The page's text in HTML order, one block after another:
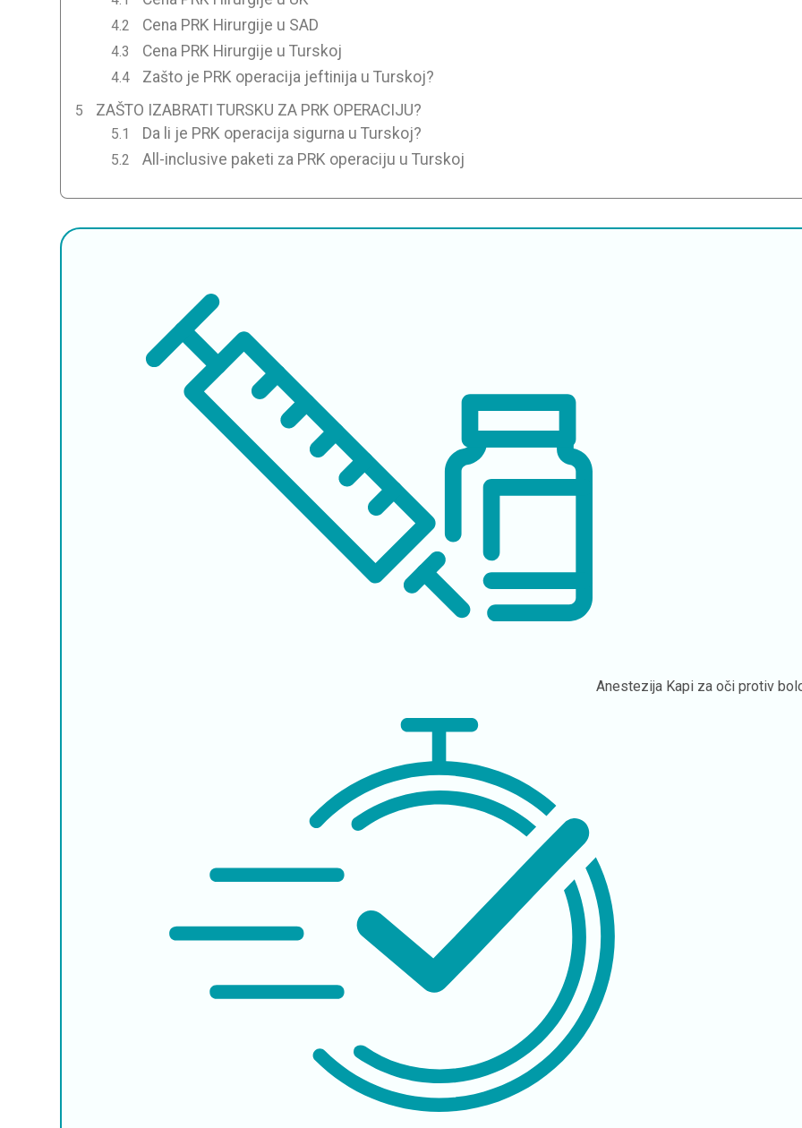
Cena PRK Hirurgije u SAD
Cena PRK Hirurgije u Turskoj
Zašto je PRK operacija jeftinija u Turskoj?
ZAŠTO IZABRATI TURSKU ZA PRK OPERACIJU?
Da li je PRK operacija sigurna u Turskoj?
All-inclusive paketi za PRK operaciju u Turskoj
Anestezija Kapi za oči protiv